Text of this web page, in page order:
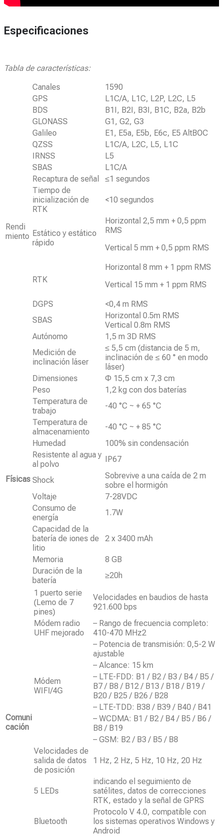
Especificaciones
Tabla de características:
Rendi
miento
Canales
1590
GPS
L1C/A, L1C, L2P, L2C, L5
BDS
B1I, B2I, B3I, B1C, B2a, B2b
GLONASS
G1, G2, G3
Galileo
E1, E5a, E5b, E6c, E5 AltBOC
QZSS
L1C/A, L2C, L5, L1C
IRNSS
L5
SBAS
L1C/A
Recaptura de señal
≤1 segundos
Tiempo de
inicialización de
RTK
<10 segundos
Estático y estático
rápido
Horizontal 2,5 mm + 0,5 ppm
RMS
Vertical 5 mm + 0,5 ppm RMS
RTK
Horizontal 8 mm + 1 ppm RMS
Vertical 15 mm + 1 ppm RMS
DGPS
<0,4 m RMS
SBAS
Horizontal 0.5m RMS
Vertical 0.8m RMS
Autónomo
1,5 m 3D RMS
Medición de
inclinación láser
≤ 5,5 cm (distancia de 5 m,
inclinación de ≤ 60 ° en modo
láser)
Físicas
Dimensiones
Φ 15,5 cm x 7,3 cm
Peso
1,2 kg con dos baterías
Temperatura de
trabajo
-40 °C ~ + 65 °C
Temperatura de
almacenamiento
-40 °C ~ + 85 °C
Humedad
100% sin condensación
Resistente al agua y
al polvo
IP67
Shock
Sobrevive a una caída de 2 m
sobre el hormigón
Voltaje
7-28VDC
Consumo de
energía
1.7W
Capacidad de la
batería de iones de
litio
2 x 3400 mAh
Memoria
8 GB
Duración de la
batería
≥20h
Comuni
cación
1 puerto serie
(Lemo de 7
pines)
Velocidades en baudios de hasta
921.600 bps
Módem radio
UHF mejorado
– Rango de frecuencia completo:
410-470 MHz2
– Potencia de transmisión: 0,5-2 W
ajustable
– Alcance: 15 km
Módem
WIFI/4G
– LTE-FDD: B1 / B2 / B3 / B4 / B5 /
B7 / B8 / B12 / B13 / B18 / B19 /
B20 / B25 / B26 / B28
– LTE-TDD: B38 / B39 / B40 / B41
– WCDMA: B1 / B2 / B4 / B5 / B6 /
B8 / B19
– GSM: B2 / B3 / B5 / B8
Velocidades de
salida de datos
de posición
1 Hz, 2 Hz, 5 Hz, 10 Hz, 20 Hz
5 LEDs
indicando el seguimiento de
satélites, datos de correcciones
RTK, estado y la señal de GPRS
Bluetooth
Protocolo V 4.0, compatible con
los sistemas operativos Windows y
Android